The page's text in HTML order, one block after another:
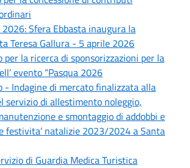
Sfera Ebbasta inaugura la
Teresa Gallura - 5 aprile 2026
per la ricerca di sponsorizzazioni per la
evento “Pasqua 2026
- Indagine di mercato finalizzata alla
servizio di allestimento noleggio,
e smontaggio di addobbi e
festivita’ natalizie 2023/2024 a Santa
di Guardia Medica Turistica